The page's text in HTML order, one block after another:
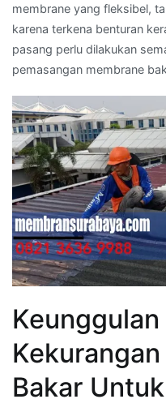
membrane yang fleksibel,
karena terkena benturan
pasang perlu dilakukan
pemasangan membrane
Keunggulan
Bakar